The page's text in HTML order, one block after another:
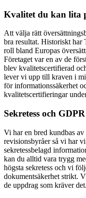
Kvalitet du kan lita
Att välja rätt
bra resultat. Historiskt har
roll bland Europas
Företaget var en av de
blev kvalitetscertifierad
lever vi upp till kraven i
för informationssäkerhet
kvalitetscertifieringar
Sekretess och GDPR
Vi har en bred kundbas
revisionsbyråer så vi har
sekretessbelagd
kan du alltid vara trygg
högsta sekretess och vi
dokumentsäkerhet strikt.
de uppdrag som kräver det.